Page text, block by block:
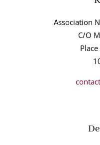
Association
C/O